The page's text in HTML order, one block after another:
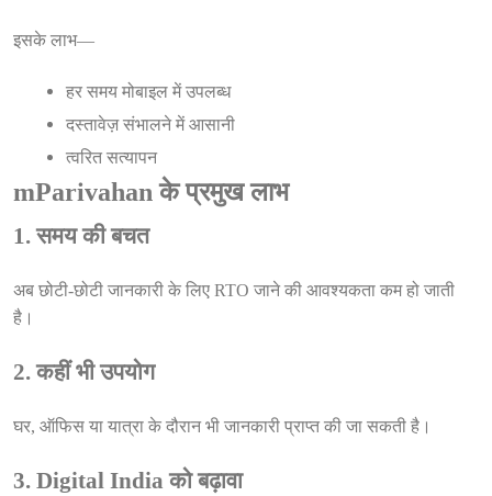
इसके लाभ—
हर समय मोबाइल में उपलब्ध
दस्तावेज़ संभालने में आसानी
त्वरित सत्यापन
mParivahan के प्रमुख लाभ
1. समय की बचत
अब छोटी-छोटी जानकारी के लिए RTO जाने की आवश्यकता कम हो जाती
है।
2. कहीं भी उपयोग
घर, ऑफिस या यात्रा के दौरान भी जानकारी प्राप्त की जा सकती है।
3. Digital India को बढ़ावा